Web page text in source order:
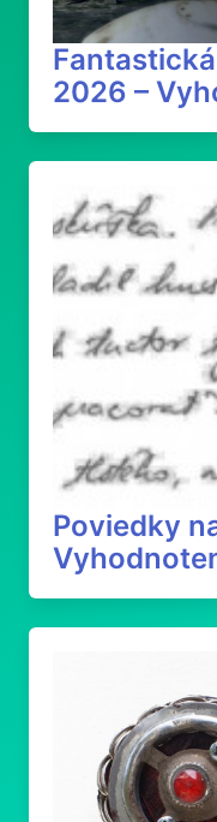
2026 –
Poviedky